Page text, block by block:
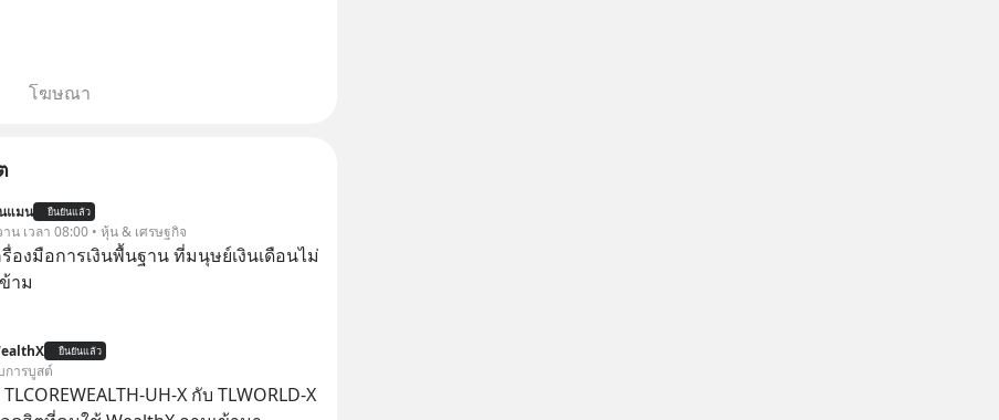
โฆษณา
แมน ยืนยันแล้ว
าน เวลา 08:00 • หุ้น & เศรษฐกิจ
รื่องมือการเงินพื้นฐาน ที่มนุษย์เงินเดือนไม่
าม
ยืนยันแล้ว
การบูสต์
UH-X กับ TLWORLD-X